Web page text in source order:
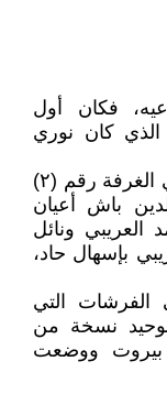
فكان أول
الذي كان نوري
ثم وزعونا على الغرف، فكان من نصيبي الغرفة رقم (۲)
باش أعيان
العريبي ونائل
بإسهال حاد،
الفرشات التي
نسخة من
بيروت ووضعت